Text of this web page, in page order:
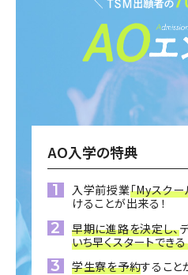
AO入学の特典
入学前授業「Myスクー
けることが出来る！
早期に進路を決定し、
いち早くスタートできる
学生寮を予約すること